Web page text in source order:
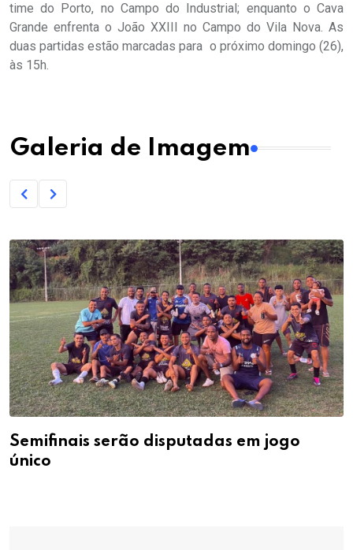
time do Porto, no Campo do Industrial; enquanto o Cava
Grande enfrenta o João XXIII no Campo do Vila Nova. As
duas partidas estão marcadas para o próximo domingo (26),
às 15h.
Galeria de Imagem
Semifinais serão disputadas em jogo
único